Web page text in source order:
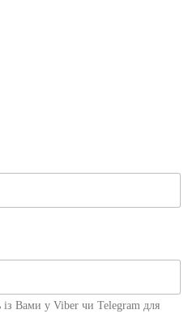
Вами у Viber чи Telegram для